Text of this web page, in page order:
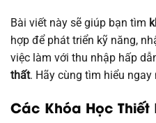
Bài viết này sẽ giúp bạn tìm
hợp để phát triển kỹ năng,
việc làm với thu nhập hấp
thất. Hãy cùng tìm hiểu ngay
Các Khóa Học Thiết